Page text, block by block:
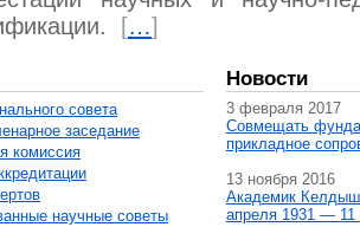
[…]
совета
заседание
комисcия
научные советы
Новости
3 февраля 2017
Совмещать
прикладное
13 ноября 2016
Академик
апреля 1931 — 11